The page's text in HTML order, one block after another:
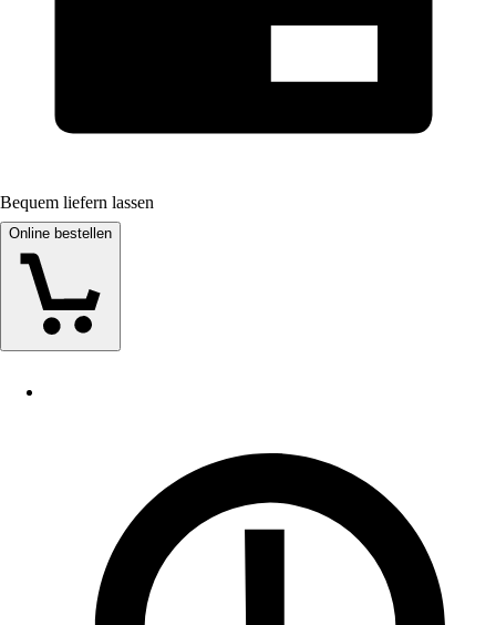
Bequem liefern lassen
Online bestellen